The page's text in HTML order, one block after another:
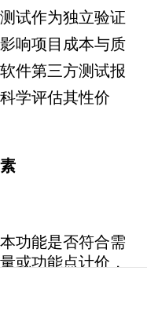
试作为独立验证
响项目成本与质
件第三方测试报
学评估其性价
功能是否符合需
或功能点计价，
。